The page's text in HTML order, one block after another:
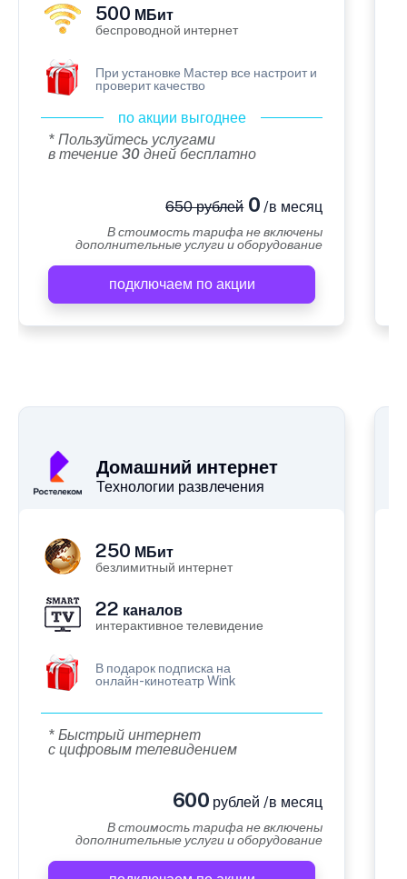
500 МБит
беспроводной интернет
При установке Мастер все настроит и
проверит качество
по акции выгоднее
* Пользуйтесь услугами
в течение 30 дней бесплатно
650 рублей0 /в месяц
В стоимость тарифа не включены
дополнительные услуги и оборудование
подключаем по акции
Домашний интернет
Технологии развлечения
250 МБит
безлимитный интернет
22 каналов
интерактивное телевидение
В подарок подписка на
онлайн-кинотеатр Wink
* Быстрый интернет
с цифровым телевидением
600 рублей /в месяц
В стоимость тарифа не включены
дополнительные услуги и оборудование